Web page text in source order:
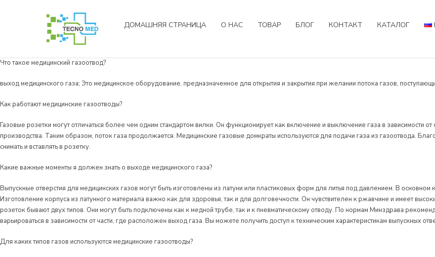
ДОМАШНЯЯ СТРАНИЦА О НАС ТОВАР БЛОГ КОНТАКТ КАТАЛОГ
Что такое медицинский газоотвод?
выход медицинского газа; Это медицинское оборудование, предназначенное для открытия и закрытия при желании потока газов,
Как работают медицинские газоотводы?
Газовые розетки могут отличаться более чем одним стандартом вилки. Он функционирует как включение и выключение газа в зависимости
производства. Таким образом, поток газа продолжается. Медицинские газовые домкраты используются для подачи газа из газоотвода.
снимать и вставлять в розетку.
Какие важные моменты я должен знать о выходе медицинского газа?
Выпускные отверстия для медицинских газов могут быть изготовлены из латуни или пластиковых форм для литья под давлением. В
Изготовление корпуса из латунного материала важно как для здоровья, так и для долговечности. Он чувствителен к ржавчине и имеет
розеток бывают двух типов. Они могут быть подключены как к медной трубе, так и к пневматическому отводу. По нормам Минздрава
варьироваться в зависимости от части, где расположен выход газа. Вы можете получить доступ к техническим характеристикам выпускных
Для каких типов газов используются медицинские газоотводы?